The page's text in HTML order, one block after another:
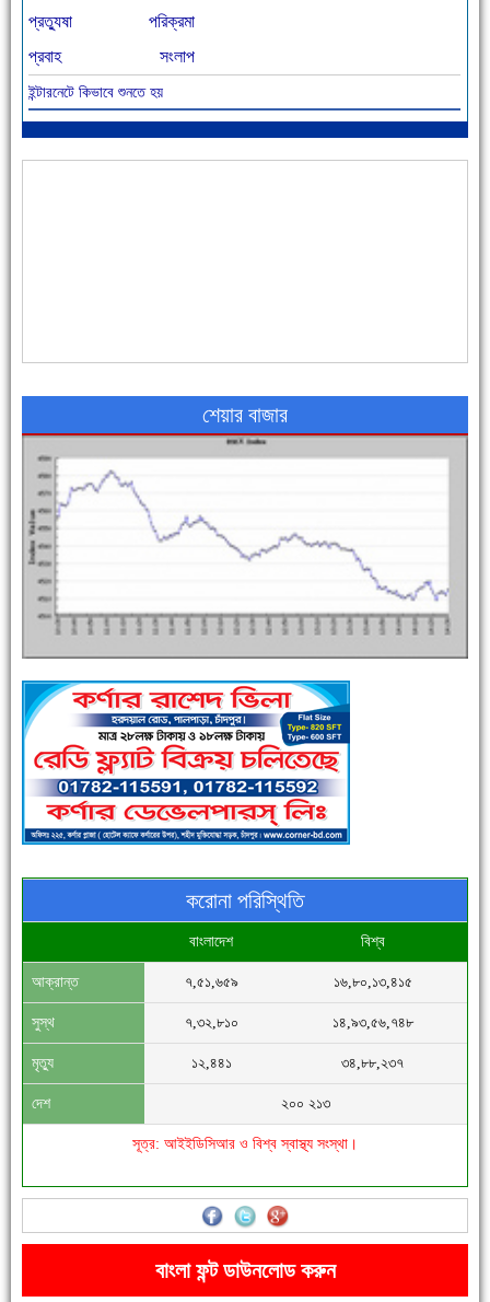
আজ বিশিষ্ট শিক্ষাবিদ এ.টি. আহমেদ হোসাইন রুশদীর ৪৬তম মৃত্যুবার্ষিকী
এক সপ্তাহে শনাক্ত বেড়েছে ৫৫%, মৃত্যু ৪৬%
পুলিশ সদস্যদের জন্যে এসপির মৌসুমি ফল উপহার
সিগমা ওয়েল ইন্ডাস্ট্রির মেকানিক ও গ্রাহক সভা
'বাংলা সাহিত্যানুরাগীরা তাঁর অবদানকে চিরকাল স্মরণ করবে'
প্রত্যুষা
পরিক্রমা
প্রবাহ
সংলাপ
ইন্টারনেটে কিভাবে শুনতে হয়
শেয়ার বাজার
করোনা পরিস্থিতি
বাংলাদেশ বিশ্ব
আক্রান্ত ৭,৫১,৬৫৯ ১৬,৮০,১৩,৪১৫
সুস্থ ৭,৩২,৮১০ ১৪,৯৩,৫৬,৭৪৮
মৃত্যু ১২,৪৪১ ৩৪,৮৮,২৩৭
দেশ ২০০ ২১৩
সূত্র: আইইডিসিআর ও বিশ্ব স্বাস্থ্য সংস্থা।
বাংলা ফন্ট ডাউনলোড করুন